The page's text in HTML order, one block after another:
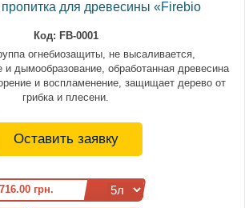
Код: FB-0001
огнебиозащиты, не высаливается,
и дымообразование, обработанная древесина
и воспламенение, защищает дерево от
грибка и плесени.
Оставить заявку
грн.